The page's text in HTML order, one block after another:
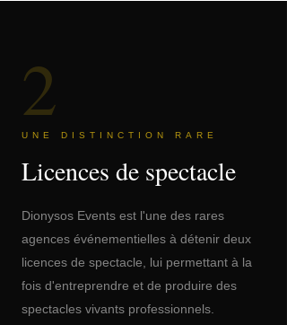
2
UNE DISTINCTION RARE
Licences de spectacle
Dionysos Events est l'une des rares
agences événementielles à détenir deux
licences de spectacle, lui permettant à la
fois d'entreprendre et de produire des
spectacles vivants professionnels.